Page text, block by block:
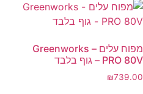
מפוח עלים – Greenworks
PRO 80V – גוף בלבד
₪739.00